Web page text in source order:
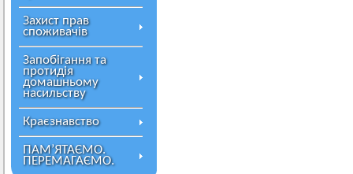
Захист прав
споживачів
Запобігання та
протидія
домашньому
насильству
Краєзнавство
ПАМ’ЯТАЄМО.
ПЕРЕМАГАЄМО.